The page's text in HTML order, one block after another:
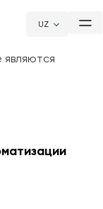
UZ
являются